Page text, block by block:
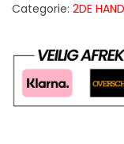
Categorie: 2DE